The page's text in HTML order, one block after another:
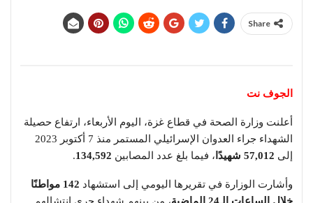
Share
الجوف نت
أعلنت وزارة الصحة في قطاع غزة، اليوم الأربعاء، ارتفاع حصيلة
الشهداء جراء العدوان الإسرائيلي المستمر منذ 7 أكتوبر 2023
إلى 57,012 شهيدًا ، فيما بلغ عدد المصابين 134,592
.
وأشارت الوزارة في تقريرها اليومي إلى استشهاد
142 مواطنًا